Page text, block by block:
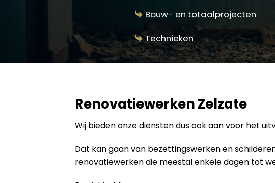
Bouw- en totaalprojecten
Technieken
Renovatiewerken Zelzate
Wij bieden onze diensten dus ook aan voor het
Dat kan gaan van bezettingswerken en
renovatiewerken die meestal enkele dagen tot